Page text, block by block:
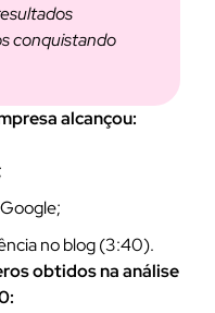
conquistando
alcançou:
no blog (3:40).
obtidos na análise